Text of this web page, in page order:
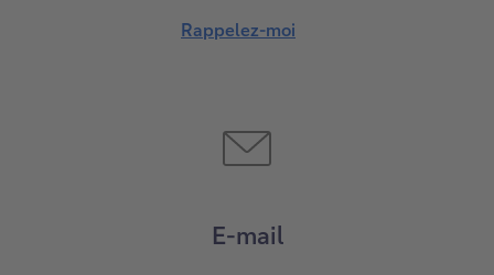
Rappelez-moi
E-mail